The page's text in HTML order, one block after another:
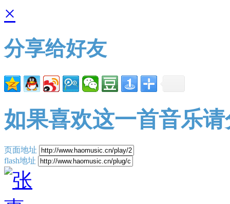
×
分享给好友
如果喜欢这一首音乐
页面地址
flash地址